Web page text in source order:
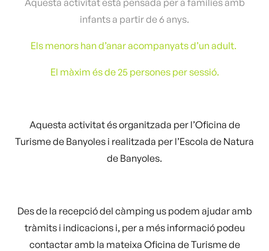
Aquesta activitat està pensada per a famílies amb
infants a partir de 6 anys.
Els menors han d’anar acompanyats d’un adult.
El màxim és de 25 persones per sessió.
Aquesta activitat és organitzada per l’Oficina de
Turisme de Banyoles i realitzada per l’Escola de Natura
de Banyoles.
Des de la recepció del càmping us podem ajudar amb
tràmits i indicacions i, per a més informació podeu
contactar amb la mateixa Oficina de Turisme de